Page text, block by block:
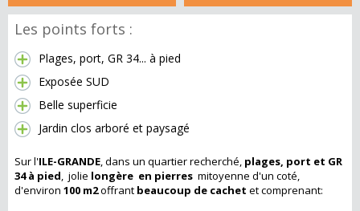
Les points forts :
Plages, port, GR 34... à pied
Exposée SUD
Belle superficie
Jardin clos arboré et paysagé
Sur l'ILE-GRANDE, dans un quartier recherché, plages, port et GR
34 à pied, jolie longère en pierres mitoyenne d'un coté,
d'environ 100 m2offrant beaucoup de cachet et comprenant: